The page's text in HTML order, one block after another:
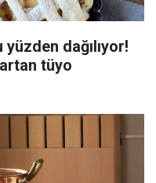
dağılıyor!
tüyo